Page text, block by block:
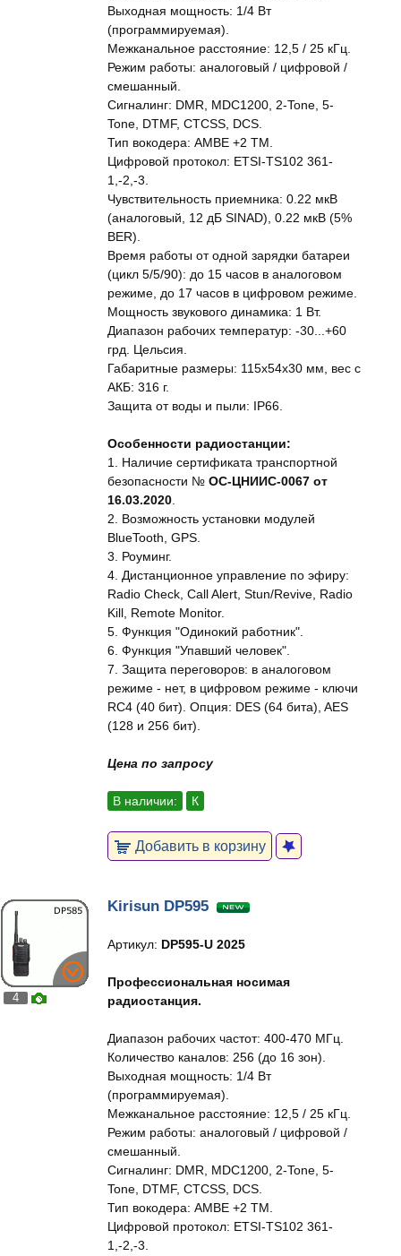
Выходная мощность: 1/4 Вт
(программируемая).
Межканальное расстояние: 12,5 / 25 кГц.
Режим работы: аналоговый / цифровой /
смешанный.
Сигналинг: DMR, MDC1200, 2-Tone, 5-
Tone, DTMF, CTCSS, DCS.
Тип вокодера: AMBE +2 TM.
Цифровой протокол: ETSI-TS102 361-
1,-2,-3.
Чувствительность приемника: 0.22 мкВ
(аналоговый, 12 дБ SINAD), 0.22 мкВ (5%
BER).
Время работы от одной зарядки батареи
(цикл 5/5/90): до 15 часов в аналоговом
режиме, до 17 часов в цифровом режиме.
Мощность звукового динамика: 1 Вт.
Диапазон рабочих температур: -30...+60
грд. Цельсия.
Габаритные размеры: 115x54x30 мм, вес с
АКБ: 316 г.
Защита от воды и пыли: IP66.
Особенности радиостанции:
1. Наличие сертификата транспортной
безопасности № ОС-ЦНИИС-0067 от
16.03.2020
2. Возможность установки модулей
BlueTooth, GPS.
3. Роуминг.
4. Дистанционное управление по эфиру:
Radio Check, Call Alert, Stun/Revive, Radio
Kill, Remote Monitor.
5. Функция "Одинокий работник".
6. Функция "Упавший человек".
7. Защита переговоров: в аналоговом
режиме - нет, в цифровом режиме - ключи
RC4 (40 бит). Опция: DES (64 бита), AES
(128 и 256 бит).
Цена по запросу
В наличии: К
Добавить в корзину
4
Kirisun DP595
Артикул: DP595-U 2025
Профессиональная носимая
радиостанция.
Диапазон рабочих частот: 400-470 МГц.
Количество каналов: 256 (до 16 зон).
Выходная мощность: 1/4 Вт
(программируемая).
Межканальное расстояние: 12,5 / 25 кГц.
Режим работы: аналоговый / цифровой /
смешанный.
Сигналинг: DMR, MDC1200, 2-Tone, 5-
Tone, DTMF, CTCSS, DCS.
Тип вокодера: AMBE +2 TM.
Цифровой протокол: ETSI-TS102 361-
1,-2,-3.